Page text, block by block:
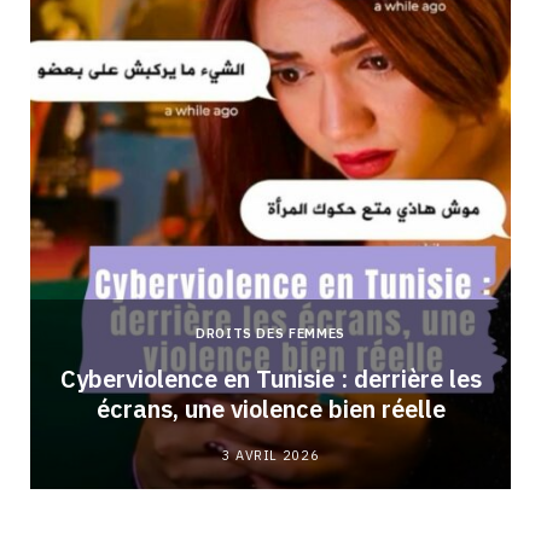
DROITS DES FEMMES
Cyberviolence en Tunisie : derrière les
écrans, une violence bien réelle
3 AVRIL 2026